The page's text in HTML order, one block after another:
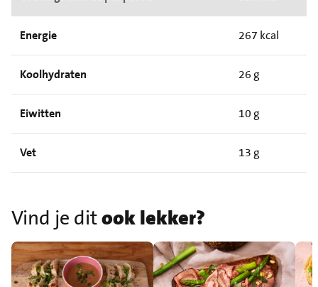
Energie 267 kcal
Koolhydraten 26 g
Eiwitten 10 g
Vet 13 g
Vind je ditook lekker?